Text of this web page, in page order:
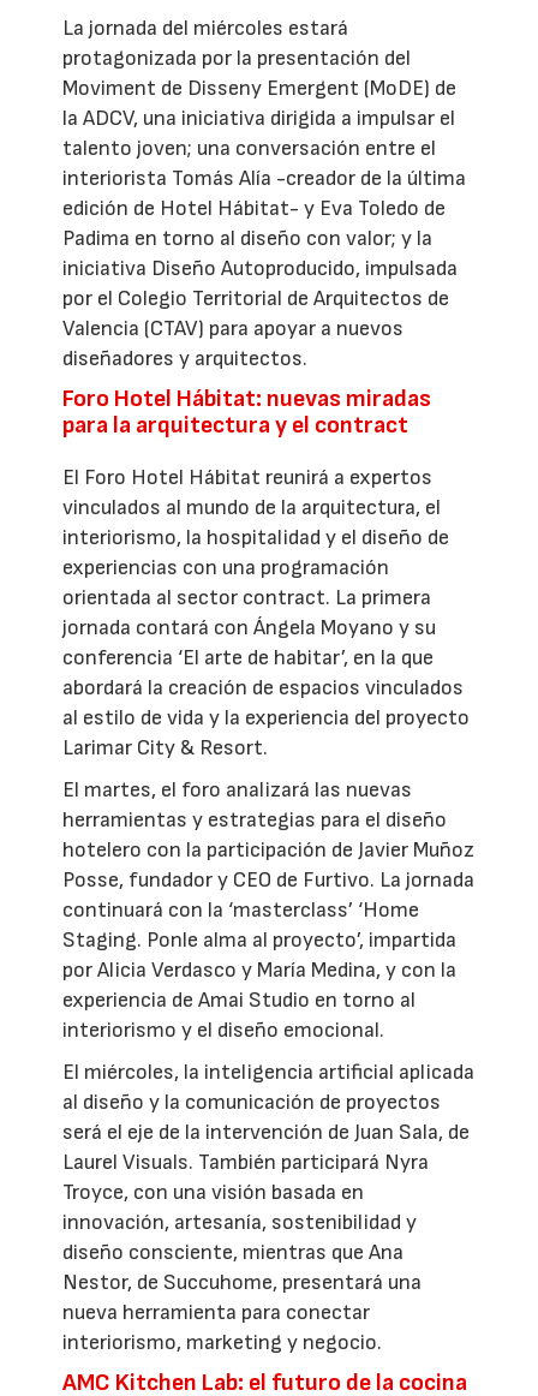
La jornada del miércoles estará
protagonizada por la presentación del
Moviment de Disseny Emergent (MoDE) de
la ADCV, una iniciativa dirigida a impulsar el
talento joven; una conversación entre el
interiorista Tomás Alía -creador de la última
edición de Hotel Hábitat- y Eva Toledo de
Padima en torno al diseño con valor; y la
iniciativa Diseño Autoproducido, impulsada
por el Colegio Territorial de Arquitectos de
Valencia (CTAV) para apoyar a nuevos
diseñadores y arquitectos.
Foro Hotel Hábitat: nuevas miradas
para la arquitectura y el contract
El Foro Hotel Hábitat reunirá a expertos
vinculados al mundo de la arquitectura, el
interiorismo, la hospitalidad y el diseño de
experiencias con una programación
orientada al sector contract. La primera
jornada contará con Ángela Moyano y su
conferencia ‘El arte de habitar’, en la que
abordará la creación de espacios vinculados
al estilo de vida y la experiencia del proyecto
Larimar City & Resort.
El martes, el foro analizará las nuevas
herramientas y estrategias para el diseño
hotelero con la participación de Javier Muñoz
Posse, fundador y CEO de Furtivo. La jornada
continuará con la ‘masterclass’ ‘Home
Staging. Ponle alma al proyecto’, impartida
por Alicia Verdasco y María Medina, y con la
experiencia de Amai Studio en torno al
interiorismo y el diseño emocional.
El miércoles, la inteligencia artificial aplicada
al diseño y la comunicación de proyectos
será el eje de la intervención de Juan Sala, de
Laurel Visuals. También participará Nyra
Troyce, con una visión basada en
innovación, artesanía, sostenibilidad y
diseño consciente, mientras que Ana
Nestor, de Succuhome, presentará una
nueva herramienta para conectar
interiorismo, marketing y negocio.
AMC Kitchen Lab: el futuro de la cocina